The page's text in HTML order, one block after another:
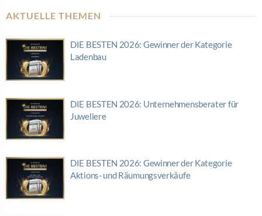
AKTUELLE THEMEN
DIE BESTEN 2026: Gewinner der Kategorie
Ladenbau
DIE BESTEN 2026: Unternehmensberater für
Juweliere
DIE BESTEN 2026: Gewinner der Kategorie
Aktions- und Räumungsverkäufe